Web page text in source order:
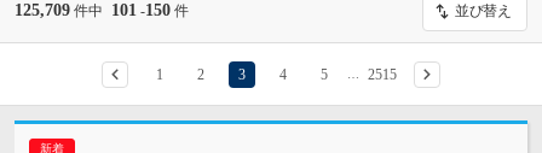
125,709 件中 101 -150 件 並び替え
1 2 3 4 5 2515